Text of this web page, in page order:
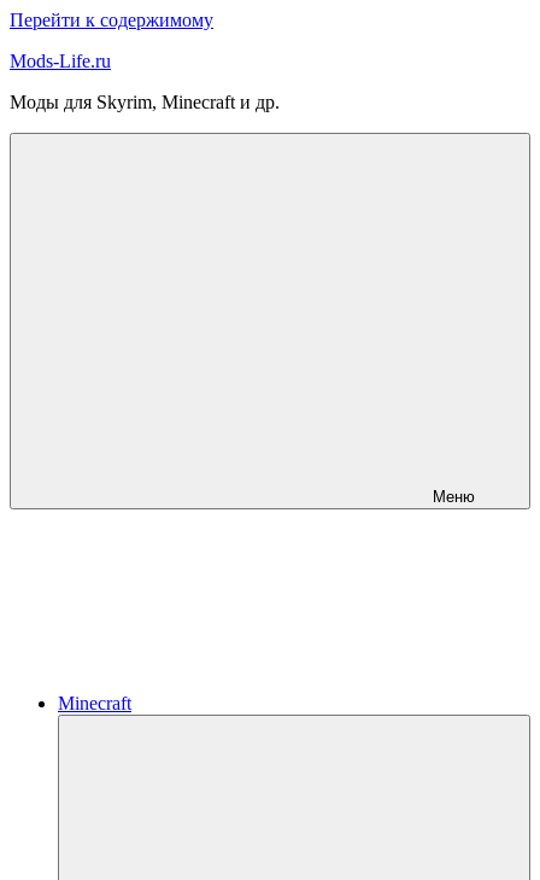
Перейти к содержимому
Mods-Life.ru
Моды для Skyrim, Minecraft и др.
Меню
Minecraft